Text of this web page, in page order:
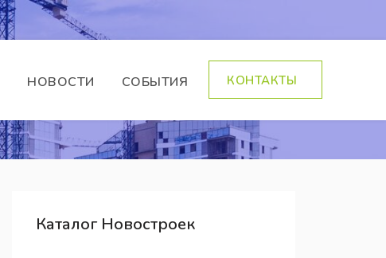
НОВОСТИ СОБЫТИЯ КОНТАКТЫ
Каталог Новостроек